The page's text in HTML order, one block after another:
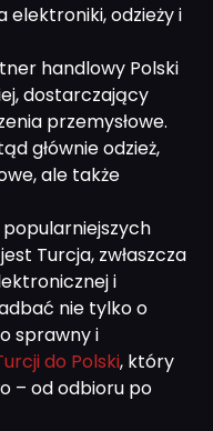
elektroniki, odzieży i
handlowy Polski
dostarczający
przemysłowe.
głównie odzież,
ale także
Turcja, zwłaszcza
i
nie tylko o
sprawny i
do Polski, który
– od odbioru po